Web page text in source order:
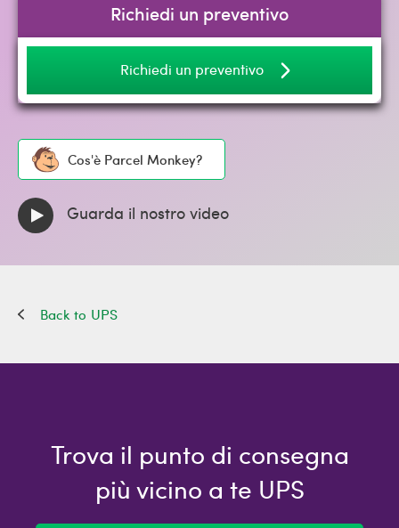
Richiedi un preventivo
Richiedi un preventivo
Cos'è Parcel Monkey?
Guarda il nostro video
UPS
Trova il punto di consegna
più vicino a te UPS